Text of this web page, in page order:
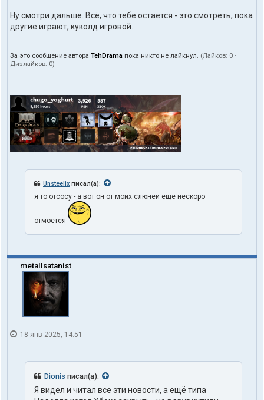
Ну смотри дальше. Всё, что тебе остаётся - это смотреть, пока
другие играют, куколд игровой.
За это сообщение автора TehDrama пока никто не лайкнул. (Лайков: 0 ·
Дизлайков: 0)
Unsteelix писал(а):
я то отсосу - а вот он от моих слюней еще нескоро
отмоется
metallsatanist
18 янв 2025, 14:51
Dionis писал(а):
Я видел и читал все эти новости, а ещё типа